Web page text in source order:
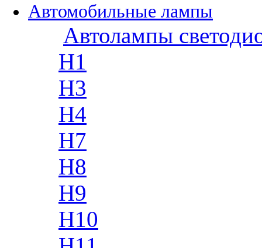
Автомобильные лампы
Автолампы
H1
H3
H4
H7
H8
H9
H10